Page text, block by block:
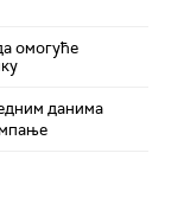
омогуће
данима